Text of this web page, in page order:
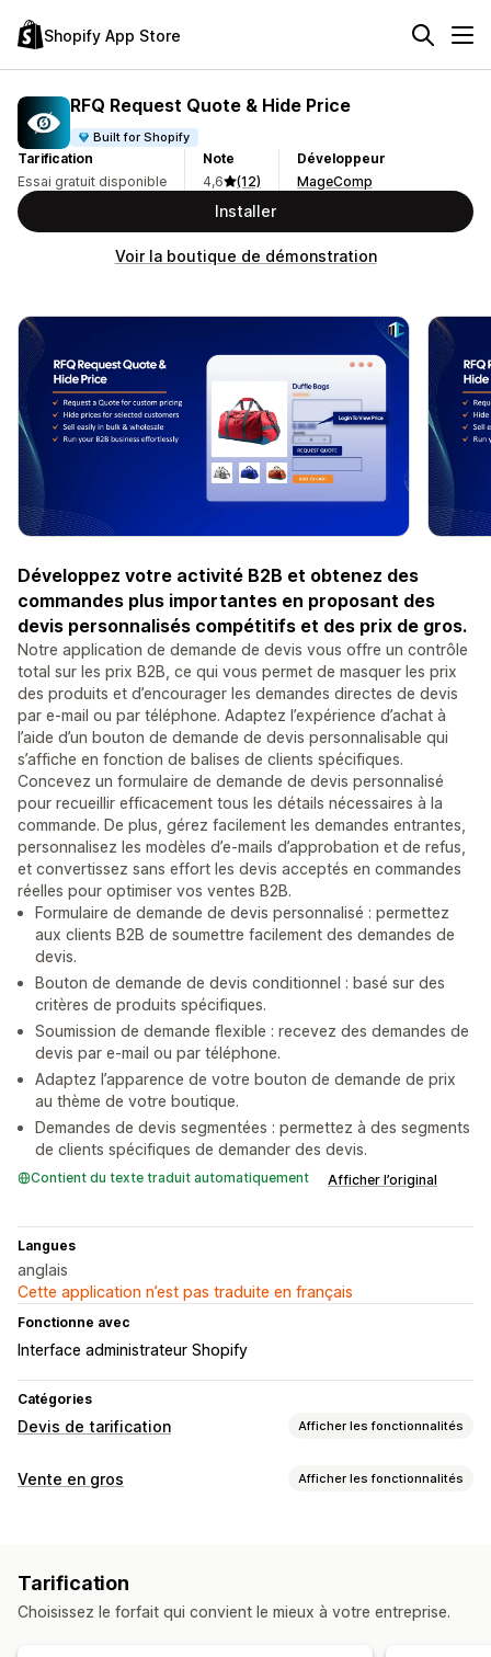
Shopify App Store
RFQ Request Quote & Hide Price
Built for Shopify
Tarification
Essai gratuit disponible
Note
4,6
(12)
Développeur
MageComp
Installer
Voir la boutique de démonstration
Développez votre activité B2B et obtenez des
commandes plus importantes en proposant des
devis personnalisés compétitifs et des prix de gros.
Notre application de demande de devis vous offre un contrôle
total sur les prix B2B, ce qui vous permet de masquer les prix
des produits et d’encourager les demandes directes de devis
par e-mail ou par téléphone. Adaptez l’expérience d’achat à
l’aide d’un bouton de demande de devis personnalisable qui
s’affiche en fonction de balises de clients spécifiques.
Concevez un formulaire de demande de devis personnalisé
pour recueillir efficacement tous les détails nécessaires à la
commande. De plus, gérez facilement les demandes entrantes,
personnalisez les modèles d’e-mails d’approbation et de refus,
et convertissez sans effort les devis acceptés en commandes
réelles pour optimiser vos ventes B2B.
Formulaire de demande de devis personnalisé : permettez
aux clients B2B de soumettre facilement des demandes de
devis.
Bouton de demande de devis conditionnel : basé sur des
critères de produits spécifiques.
Soumission de demande flexible : recevez des demandes de
devis par e-mail ou par téléphone.
Adaptez l’apparence de votre bouton de demande de prix
au thème de votre boutique.
Demandes de devis segmentées : permettez à des segments
de clients spécifiques de demander des devis.
Contient du texte traduit automatiquement Afficher l’original
Langues
anglais
Cette application n’est pas traduite en français
Fonctionne avec
Interface administrateur Shopify
Catégories
Devis de tarification Afficher les fonctionnalités
Règles de tarification
Personnalisation
Affichage personnalisé
Boutons
Formulaire de devis
Vente en gros Afficher les fonctionnalités
Codes de réduction
Réductions en fonction de la quantité
Tarification
Choisissez le forfait qui convient le mieux à votre entreprise.